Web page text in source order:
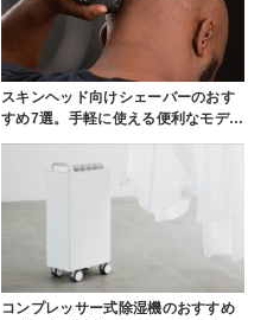
スキンヘッド向けシェーバーのおす
すめ7選。手軽に使える便利なモデ…
コンプレッサー式除湿機のおすすめ